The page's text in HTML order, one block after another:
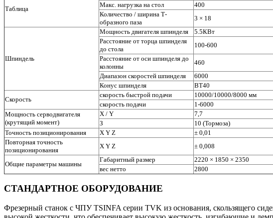
Таблица
Макс. нагрузка на стол
400
Количество / ширина Т-
образного паза
3 × 18
Шпиндель
Мощность двигателя шпинделя
5.5КВт
Расстояние от торца шпинделя
до стола
100-600
Расстояние от оси шпинделя до
колонны
460
Диапазон скоростей шпинделя
6000
Конус шпинделя
BT40
Скорость
скорость быстрой подачи
10000/10000/8000 мм
скорость подачи
1-6000
Мощность серводвигателя
(крутящий момент)
X / Y
7,7
З
10 (Тормоза)
Точность позиционирования
X Y Z
± 0,01
Повторная точность
позиционирования
X Y Z ± 0,008
Общие параметры машины
Габаритный размер
2220 × 1850 × 2350
вес нетто
2800
СТАНДАРТНОЕ ОБОРУДОВАНИЕ
Фрезерный станок с ЧПУ TSINFA серии TVK из основания, скользящего